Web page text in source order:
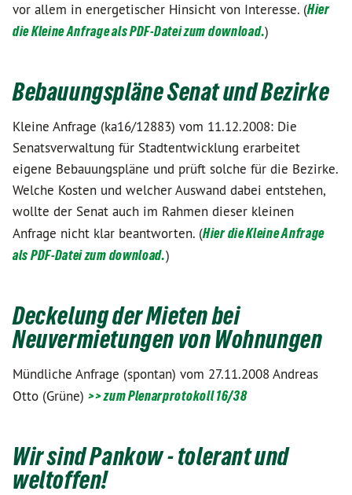
vor allem in energetischer Hinsicht von Interesse. (Hier
die Kleine Anfrage als PDF-Datei zum download.)
Bebauungspläne Senat und Bezirke
Kleine Anfrage (ka16/12883) vom 11.12.2008: Die
Senatsverwaltung für Stadtentwicklung erarbeitet
eigene Bebauungspläne und prüft solche für die Bezirke.
Welche Kosten und welcher Auswand dabei entstehen,
wollte der Senat auch im Rahmen dieser kleinen
Anfrage nicht klar beantworten. (Hier die Kleine Anfrage
als PDF-Datei zum download.)
Deckelung der Mieten bei
Neuvermietungen von Wohnungen
Mündliche Anfrage (spontan) vom 27.11.2008 Andreas
Otto (Grüne) >> zum Plenarprotokoll 16/38
Wir sind Pankow - tolerant und
weltoffen!